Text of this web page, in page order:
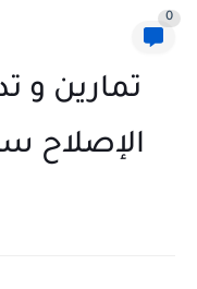
0
تمارين و
الإصلاح